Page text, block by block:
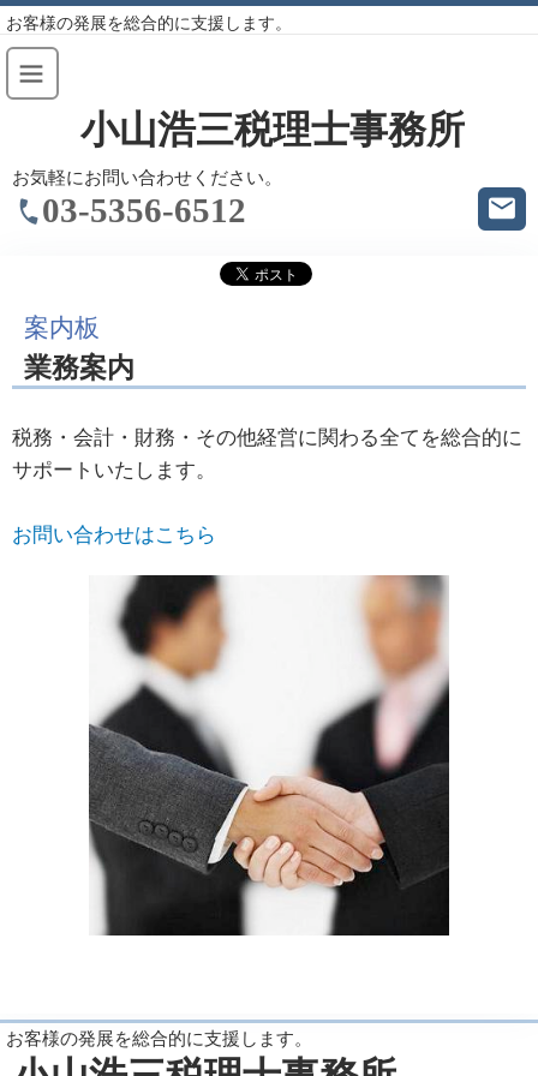
お客様の発展を総合的に支援します。
小山浩三税理士事務所
お気軽にお問い合わせください。
03-5356-6512
案内板
業務案内
税務・会計・財務・その他経営に関わる全てを総合的に
サポートいたします。
お問い合わせはこちら
お客様の発展を総合的に支援します。